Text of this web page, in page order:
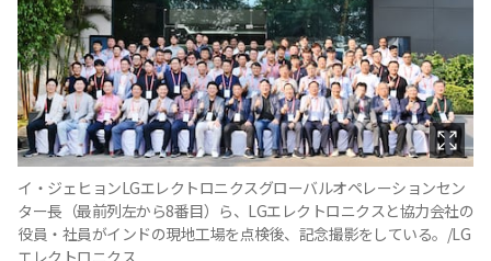
イ・ジェヒョンLGエレクトロニクスグローバルオペレーションセン
ター長（最前列左から8番目）ら、LGエレクトロニクスと協力会社の
役員・社員がインドの現地工場を点検後、記念撮影をしている。/LG